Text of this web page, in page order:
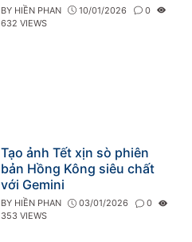
BY HIỀN PHAN 10/01/2026
0
632 VIEWS
Tạo ảnh Tết xịn sò phiên
bản Hồng Kông siêu chất
với Gemini
BY HIỀN PHAN 03/01/2026
0
353 VIEWS